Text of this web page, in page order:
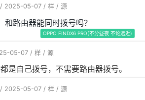
/ 2025-05-07 / 样 / 源
和路由器能同时拨号吗？
OPPO FINDX6 PRO(不分昼夜 不论远近)
05-07 / 样 / 源
是自己拨号，不需要路由器拨号。
/ 2025-05-07 / 样 / 源